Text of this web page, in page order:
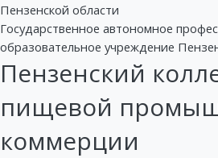
Пензенской области
Государственное автономное
образовательное учреждение
Пензенский
пищевой
коммерции